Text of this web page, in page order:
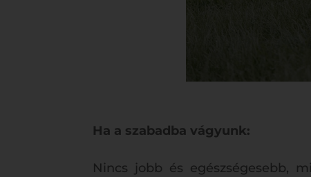
Ha a szabadba vágyunk:
Nincs jobb és egészségesebb,